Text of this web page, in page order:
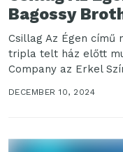
Bagossy
Csillag Az Égen című
tripla telt ház előtt
Company az Erkel
DECEMBER 10, 2024